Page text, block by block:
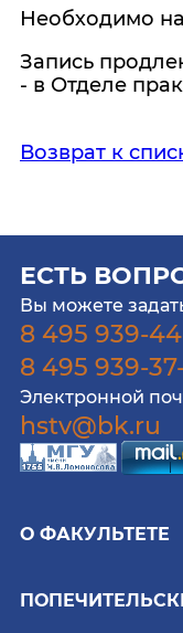
Необходимо
Запись
- в Отделе
Возврат к
ЕСТЬ
Вы можете
8 495 939-
8 495 939-
Электронной
hstv@bk.ru
О ФАКУЛЬТЕТЕ